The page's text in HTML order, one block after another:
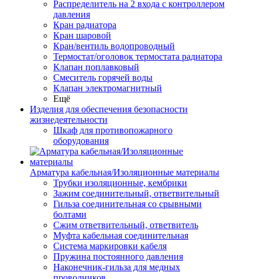
Распределитель на 2 входа с контроллером
давления
Кран радиатора
Кран шаровой
Кран/вентиль водопроводный
Термостат/оголовок термостата радиатора
Клапан поплавковый
Смеситель горячей воды
Клапан электромагнитный
Ещё
Изделия для обеспечения безопасности
жизнедеятельности
Шкаф для противопожарного
оборудования
Арматура кабельная/Изоляционные материалы
Трубки изоляционные, кембрики
Зажим соединительный, ответвительный
Гильза соединительная со срывными
болтами
Сжим ответвительный, ответвитель
Муфта кабельная соединительная
Система маркировки кабеля
Пружина постоянного давления
Наконечник-гильза для медных